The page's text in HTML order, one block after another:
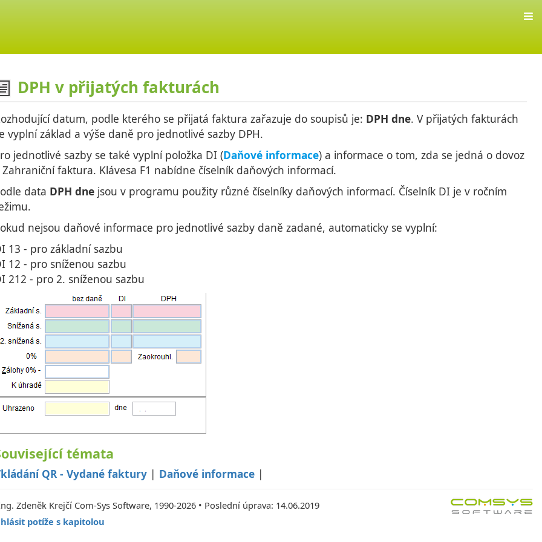
DPH v přijatých fakturách
datum, podle kterého se přijatá faktura zařazuje do soupisů je: DPH dne. V přijatých fakturách
vyplní základ a výše daně pro jednotlivé sazby DPH.
jednotlivé sazby se také vyplní položka DI (Daňové informace) a informace o tom, zda se jedná o dovoz
Zahraniční faktura. Klávesa F1 nabídne číselník daňových informací.
data DPH dne jsou v programu použity různé číselníky daňových informací. Číselník DI je v ročním
nejsou daňové informace pro jednotlivé sazby daně zadané, automaticky se vyplní:
13 - pro základní sazbu
12 - pro sníženou sazbu
212 - pro 2. sníženou sazbu
témata
QR - Vydané faktury | Daňové informace |
Zdeněk Krejčí Com-Sys Software, 1990-2026 • Poslední úprava: 14.06.2019
potíže s kapitolou